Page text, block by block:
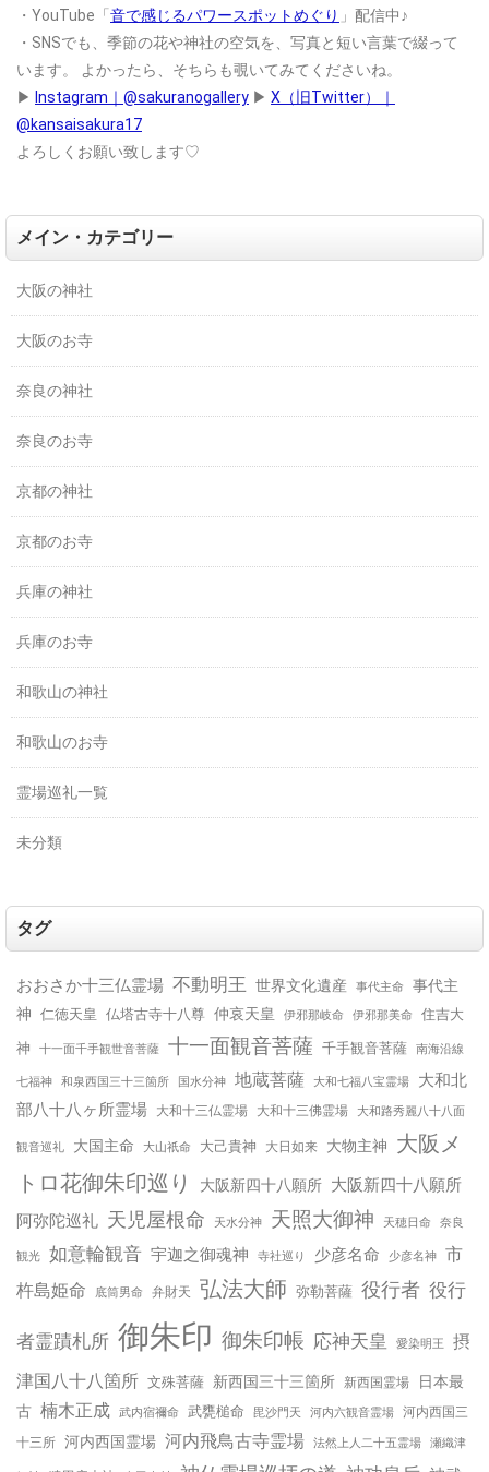
・YouTube「 音で感じるパワースポットめぐり 」配信中♪
・SNSでも、季節の花や神社の空気を、写真と短い言葉で綴って
います。
よかったら、そちらも覗いてみてくださいね。
▶ Instagram｜@sakuranogallery ▶ X（旧Twitter）｜
@kansaisakura17
よろしくお願い致します♡
メイン・カテゴリー
大阪の神社
大阪のお寺
奈良の神社
奈良のお寺
京都の神社
京都のお寺
兵庫の神社
兵庫のお寺
和歌山の神社
和歌山のお寺
霊場巡礼一覧
未分類
タグ
おおさか十三仏霊場 不動明王 世界文化遺産 事代主命
事代主
神 仁徳天皇 仏塔古寺十八尊 仲哀天皇 伊邪那岐命 伊邪那美命 住吉大
神 十一面千手観世音菩薩 十一面観音菩薩 千手観音菩薩 南海沿線
七福神 和泉西国三十三箇所 国水分神 地蔵菩薩 大和七福八宝霊場
大和北
部八十八ヶ所霊場
大和十三仏霊場 大和十三佛霊場 大和路秀麗八十八面
観音巡礼 大国主命 大山祇命 大己貴神 大日如来 大物主神
大阪メ
トロ花御朱印巡り
大阪新四十八願所 大阪新四十八願所
阿弥陀巡礼 天児屋根命 天水分神 天照大御神 天穂日命 奈良
観光 如意輪観音 宇迦之御魂神 寺社巡り 少彦名命 少彦名神 市
杵島姫命
底筒男命 弁財天 弘法大師 弥勒菩薩 役行者 役行
者霊蹟札所 御朱印 御朱印帳 応神天皇 愛染明王
摂
津国八十八箇所 文殊菩薩 新西国三十三箇所 新西国霊場
日本最
古 楠木正成 武内宿禰命 武甕槌命 毘沙門天 河内六観音霊場
河内西国三
十三所 河内西国霊場 河内飛鳥古寺霊場 法然上人二十五霊場 瀬織津